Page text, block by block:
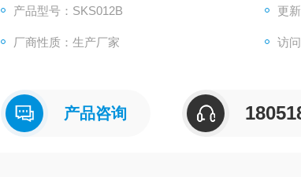
产品型号：SKS012B 更
厂商性质：生产厂家 访
产品咨询